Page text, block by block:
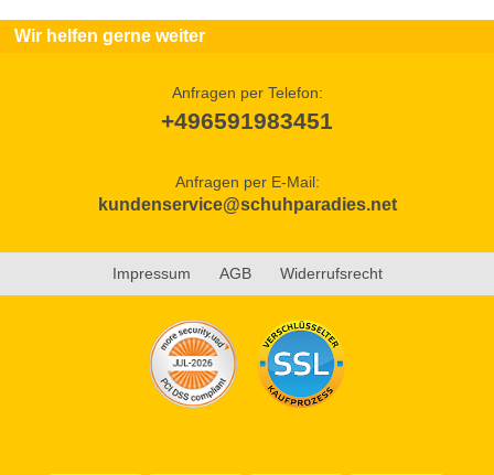
Wir helfen gerne weiter
Anfragen per Telefon:
+496591983451
Anfragen per E-Mail:
kundenservice@schuhparadies.net
Impressum AGB Widerrufsrecht